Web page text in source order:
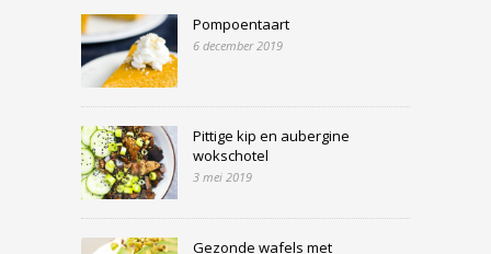
Pompoentaart
6 december 2019
Pittige kip en aubergine
wokschotel
3 mei 2019
Gezonde wafels met